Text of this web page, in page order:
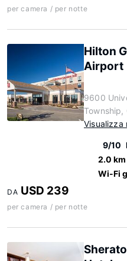
per camera / per notte
Hilton
Airport
9600
Township,
Visualizza
9/10
2.0 km
Wi-Fi
DA USD 239
per camera / per notte